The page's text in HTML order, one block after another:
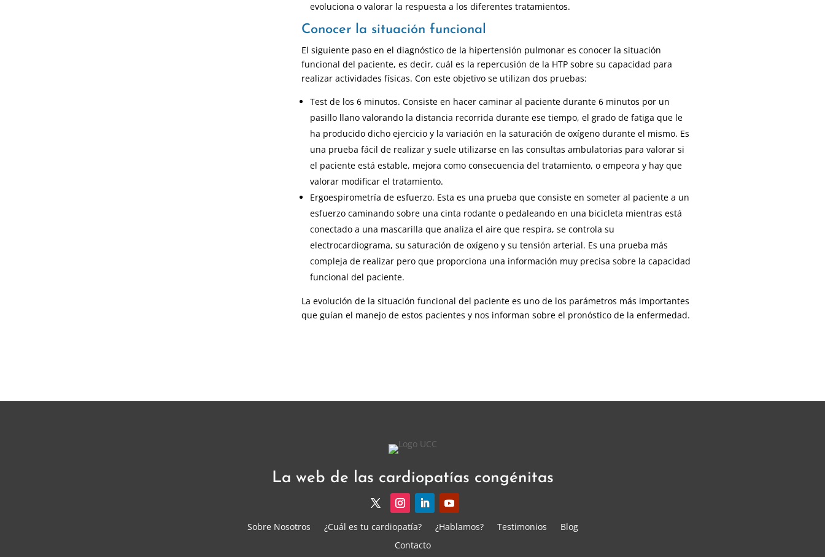
evoluciona o valorar la respuesta a los diferentes tratamientos.
Conocer la situación funcional
El siguiente paso en el diagnóstico de la hipertensión pulmonar es conocer la situación
funcional del paciente, es decir, cuál es la repercusión de la HTP sobre su capacidad para
realizar actividades físicas. Con este objetivo se utilizan dos pruebas:
Test de los 6 minutos. Consiste en hacer caminar al paciente durante 6 minutos por un
pasillo llano valorando la distancia recorrida durante ese tiempo, el grado de fatiga que le
ha producido dicho ejercicio y la variación en la saturación de oxígeno durante el mismo. Es
una prueba fácil de realizar y suele utilizarse en las consultas ambulatorias para valorar si
el paciente está estable, mejora como consecuencia del tratamiento, o empeora y hay que
valorar modificar el tratamiento.
Ergoespirometría de esfuerzo. Esta es una prueba que consiste en someter al paciente a un
esfuerzo caminando sobre una cinta rodante o pedaleando en una bicicleta mientras está
conectado a una mascarilla que analiza el aire que respira, se controla su
electrocardiograma, su saturación de oxígeno y su tensión arterial. Es una prueba más
compleja de realizar pero que proporciona una información muy precisa sobre la capacidad
funcional del paciente.
La evolución de la situación funcional del paciente es uno de los parámetros más importantes
que guían el manejo de estos pacientes y nos informan sobre el pronóstico de la enfermedad.
La web de las cardiopatías congénitas
Sobre Nosotros ¿Cuál es tu cardiopatía? ¿Hablamos? Testimonios
Blog
Contacto